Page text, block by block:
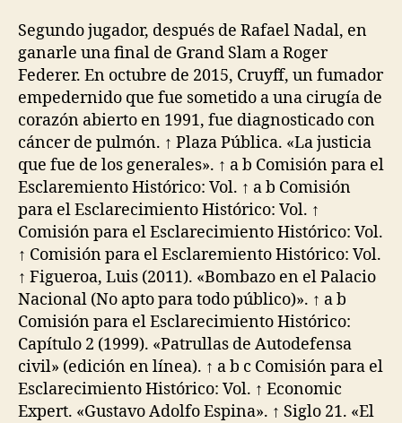
Segundo jugador, después de Rafael Nadal, en
ganarle una final de Grand Slam a Roger
Federer. En octubre de 2015, Cruyff, un fumador
empedernido que fue sometido a una cirugía de
corazón abierto en 1991, fue diagnosticado con
cáncer de pulmón. ↑ Plaza Pública. «La justicia
que fue de los generales». ↑ a b Comisión para el
Esclaremiento Histórico: Vol. ↑ a b Comisión
para el Esclarecimiento Histórico: Vol. ↑
Comisión para el Esclarecimiento Histórico: Vol.
↑ Comisión para el Esclaremiento Histórico: Vol.
↑ Figueroa, Luis (2011). «Bombazo en el Palacio
Nacional (No apto para todo público)». ↑ a b
Comisión para el Esclarecimiento Histórico:
Capítulo 2 (1999). «Patrullas de Autodefensa
civil» (edición en línea). ↑ a b c Comisión para el
Esclarecimiento Histórico: Vol. ↑ Economic
Expert. «Gustavo Adolfo Espina». ↑ Siglo 21. «El